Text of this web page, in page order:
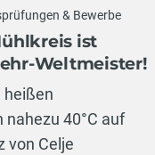
& Bewerbe
ist
Weltmeister!
heißen
40°C auf
von Celje